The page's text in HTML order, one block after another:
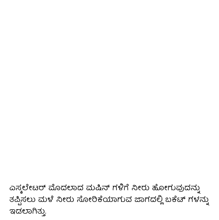
ಎಸ್ಕಲೇಟರ್ ಮೊದಲಾದ ಮಷಿನ್ ಗಳಿಗೆ ನೀರು ಹೋಗುವುದನ್ನು
ತಪ್ಪಿಸಲು ಮಳೆ ನೀರು ಸೋರಿಕೆಯಾಗುವ ಜಾಗದಲ್ಲಿ ಬಕೆಟ್ ಗಳನ್ನು
ಇಡಲಾಗಿತ್ತು.